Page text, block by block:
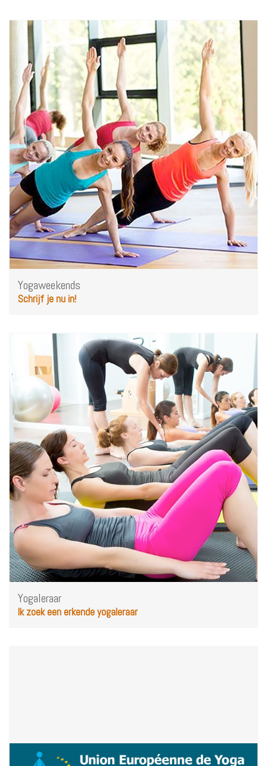
Yogaweekends
Schrijf je nu in!
Yogaleraar
Ik zoek een erkende yogaleraar